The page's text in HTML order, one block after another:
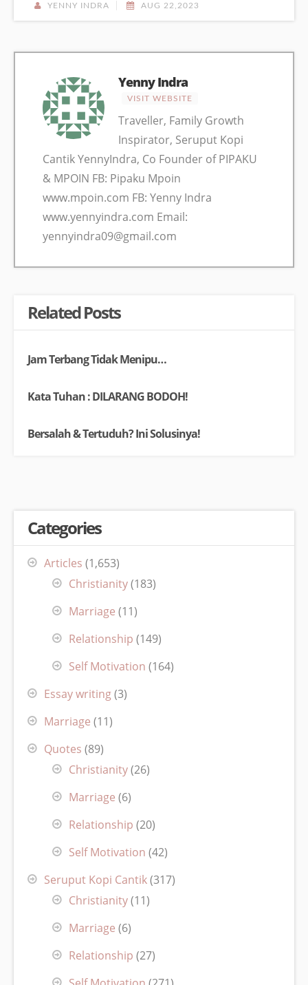
YENNY INDRA AUG 22,2023
Yenny Indra
VISIT WEBSITE
Traveller, Family Growth
Inspirator, Seruput Kopi
Cantik YennyIndra, Co Founder of PIPAKU
& MPOIN FB: Pipaku Mpoin
www.mpoin.com FB: Yenny Indra
www.yennyindra.com Email:
yennyindra09@gmail.com
Related Posts
Jam Terbang Tidak Menipu…
Kata Tuhan : DILARANG BODOH!
Bersalah & Tertuduh? Ini Solusinya!
Categories
Articles (1,653)
Christianity(183)
Marriage (11)
Relationship (149)
Self Motivation (164)
Essay writing(3)
Marriage (11)
Quotes (89)
Christianity(26)
Marriage (6)
Relationship (20)
Self Motivation (42)
Seruput Kopi Cantik(317)
Christianity(11)
Marriage (6)
Relationship (27)